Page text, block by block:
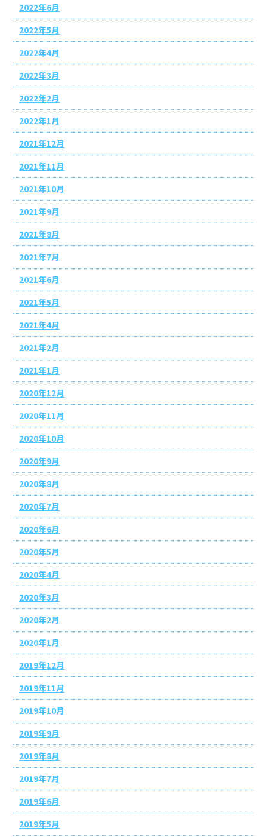
2022年6月
2022年5月
2022年4月
2022年3月
2022年2月
2022年1月
2021年12月
2021年11月
2021年10月
2021年9月
2021年8月
2021年7月
2021年6月
2021年5月
2021年4月
2021年2月
2021年1月
2020年12月
2020年11月
2020年10月
2020年9月
2020年8月
2020年7月
2020年6月
2020年5月
2020年4月
2020年3月
2020年2月
2020年1月
2019年12月
2019年11月
2019年10月
2019年9月
2019年8月
2019年7月
2019年6月
2019年5月